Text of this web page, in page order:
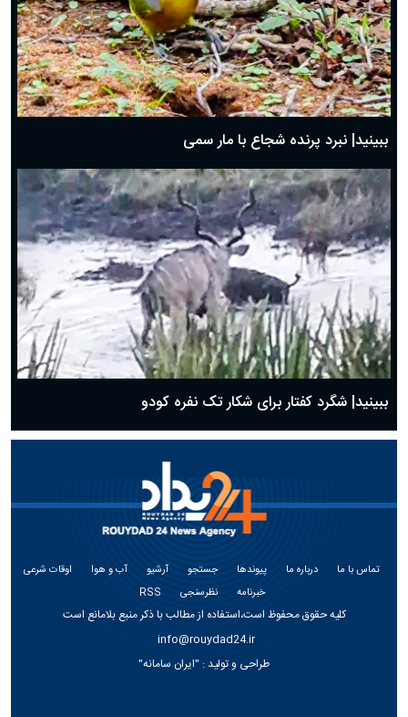
ببینید| نبرد پرنده شجاع با مار سمی
ببینید| شگرد کفتار برای شکار تک نفره کودو
تماس با ما درباره ما پیوندها جستجو آرشیو آب و هوا
اوقات شرعی
خبرنامه
نظرسنجی RSS
کلیه حقوق محفوظ است،استفاده از مطالب با ذکر منبع بلامانع است
info@rouydad24.ir
طراحی و تولید : "ایران سامانه"